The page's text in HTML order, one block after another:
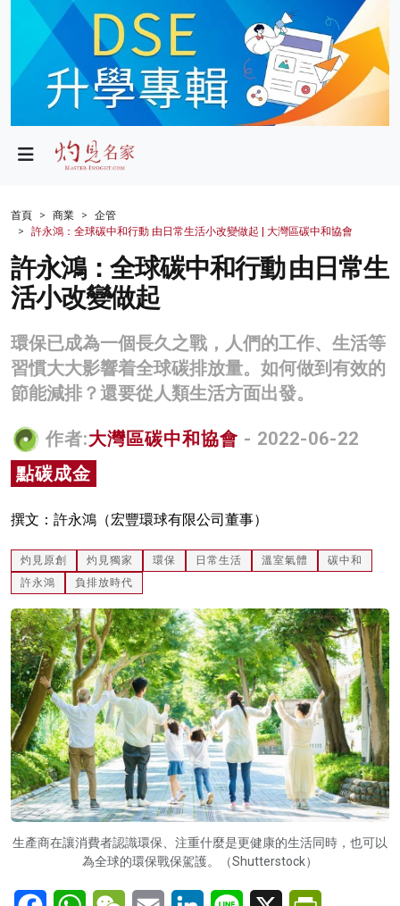
政局
財經
生活
健康
商業
科技
影片
名家榜
灼見活動
首頁 商業
企管
許永鴻：全球碳中和行動 由日常生活小改變做起 | 大灣區碳中和協會
許永鴻：全球碳中和行動 由日常生
活小改變做起
環保已成為一個長久之戰，人們的工作、生活等
習慣大大影響着全球碳排放量。如何做到有效的
節能減排？還要從人類生活方面出發。
作者:大灣區碳中和協會 - 2022-06-22
點碳成金
撰文：許永鴻（宏豐環球有限公司董事）
灼見原創 灼見獨家 環保 日常生活 溫室氣體
碳中和
許永鴻
負排放時代
生產商在讓消費者認識環保、注重什麼是更健康的生活同時，也可以
為全球的環保戰保駕護。（Shutterstock）
FacebookWhatsAppWeChatEmail LinkedInLine X